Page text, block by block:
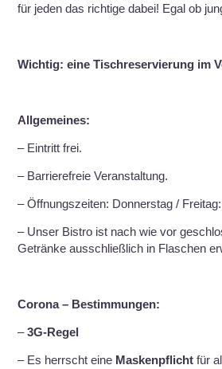
für jeden das richtige dabei! Egal ob
Wichtig: eine Tischreservierung im
Allgemeines:
– Eintritt frei.
– Barrierefreie Veranstaltung.
– Öffnungszeiten: Donnerstag /
– Unser Bistro ist nach wie vor
Getränke ausschließlich in Flaschen
Corona – Bestimmungen:
–3G-Regel
– Es herrscht eine Maskenpflicht für